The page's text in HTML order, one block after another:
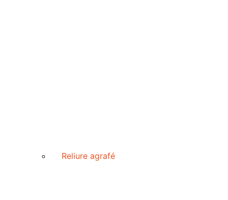
Reliure agrafé